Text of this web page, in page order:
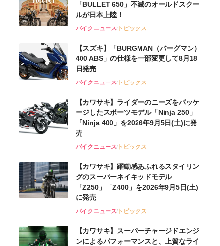
「BULLET 650」不滅のオールドスクー
ルが⽇本上陸！
バイクニューストピックス
【スズキ】「BURGMAN（バーグマン）
400 ABS」の仕様を一部変更して8月18
日発売
バイクニューストピックス
【カワサキ】ライダーのニーズをパッケ
ージしたスポーツモデル「Ninja 250」
「Ninja 400」を2026年9月5日(土)に発
売
バイクニューストピックス
【カワサキ】躍動感あふれるスタイリン
グのスーパーネイキッドモデル
「Z250」「Z400」を2026年9月5日(土)
に発売
バイクニューストピックス
【カワサキ】スーパーチャージドエンジ
ンによるパフォーマンスと、上質なライ